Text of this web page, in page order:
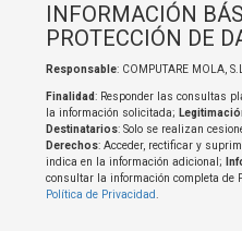
INFORMACIÓN
PROTECCIÓN DE
Responsable: COMPUTARE MOLA,
Finalidad: Responder las consultas
la información solicitada;
Destinatarios: Solo se realizan
Derechos: Acceder, rectificar y
indica en la información adicional;
consultar la información completa de
Política de Privacidad